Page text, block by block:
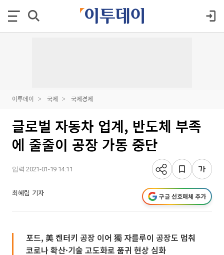
이투데이 국제 국제경제
글로벌 자동차 업계, 반도체 부족
에 줄줄이 공장 가동 중단
입력 2021-01-19 14:11
최혜림 기자 구글 선호매체 추가
포드, 美 켄터키 공장 이어 獨 자를루이 공장도 멈춰
코로나 확산·기술 고도화로 품귀 현상 심화